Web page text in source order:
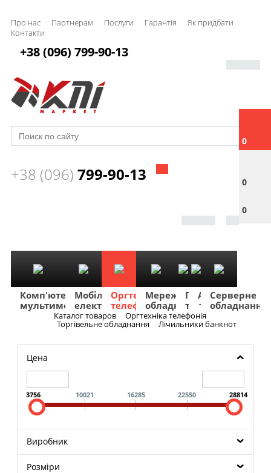
Про нас Партнерам Послуги Гарантія
Як придбати
Контакти
0
0
0
+38 (096) 799-90-13
+38 (096) 799-90-13
Комп'ютери
мультимедіа
Мобільна
електроніка
Оргтехніка
телефонія
Мережеве
обладнання
Побутова
техніка
TV
та
Аудіо
Фото
та
відео
Авто
та
навігація
Серверне
обладнання
Каталог товаров Оргтехніка телефонія
Торгівельне обладнання Лічильники банкнот
Цена
3756 10021 16285 22550 28814
Виробник
Розміри